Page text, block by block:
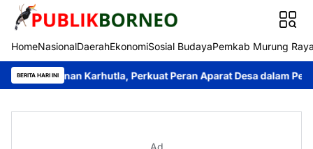
HomeNasionalDaerahEkonomiSosial BudayaPemkab Murung
BERITA HARI INI
Karhutla, Perkuat Peran Aparat Desa dalam Pencegahan
Ad